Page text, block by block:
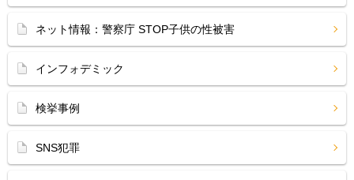
ネット情報：警察庁 STOP子供の性被害
インフォデミック
検挙事例
SNS犯罪